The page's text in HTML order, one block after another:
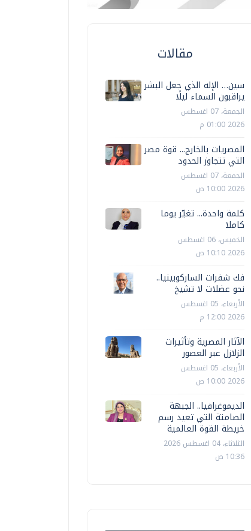
مقالات
سين… الإله الذي جعل البشر
يراقبون السماء ليلًا
الجمعة، 07 اغسطس
2026 01:00 م
المصريات بالخارج... قوة مصر
التي تتجاوز الحدود
الجمعة، 07 اغسطس
2026 10:00 ص
كلمة واحدة... تغيّر يوما
كاملا
الخميس، 06 اغسطس
2026 10:10 ص
فك شفرات الساركوبينيا..
نحو عضلات لا تشيخ
الأربعاء، 05 اغسطس
2026 12:00 م
الآثار المصرية وتأثيرات
الزلازل عبر العصور
الأربعاء، 05 اغسطس
2026 10:00 ص
الديموغرافيا.. الجبهة
الصامتة التي تعيد رسم
خريطة القوة العالمية
الثلاثاء، 04 اغسطس 2026
10:36 ص